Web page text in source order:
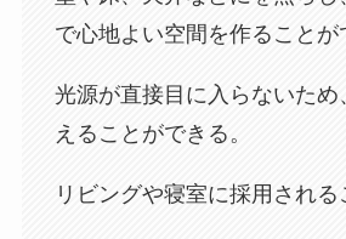
で心地よい空間を作ることが
光源が直接目に入らないため
えることができる。
リビングや寝室に採用される